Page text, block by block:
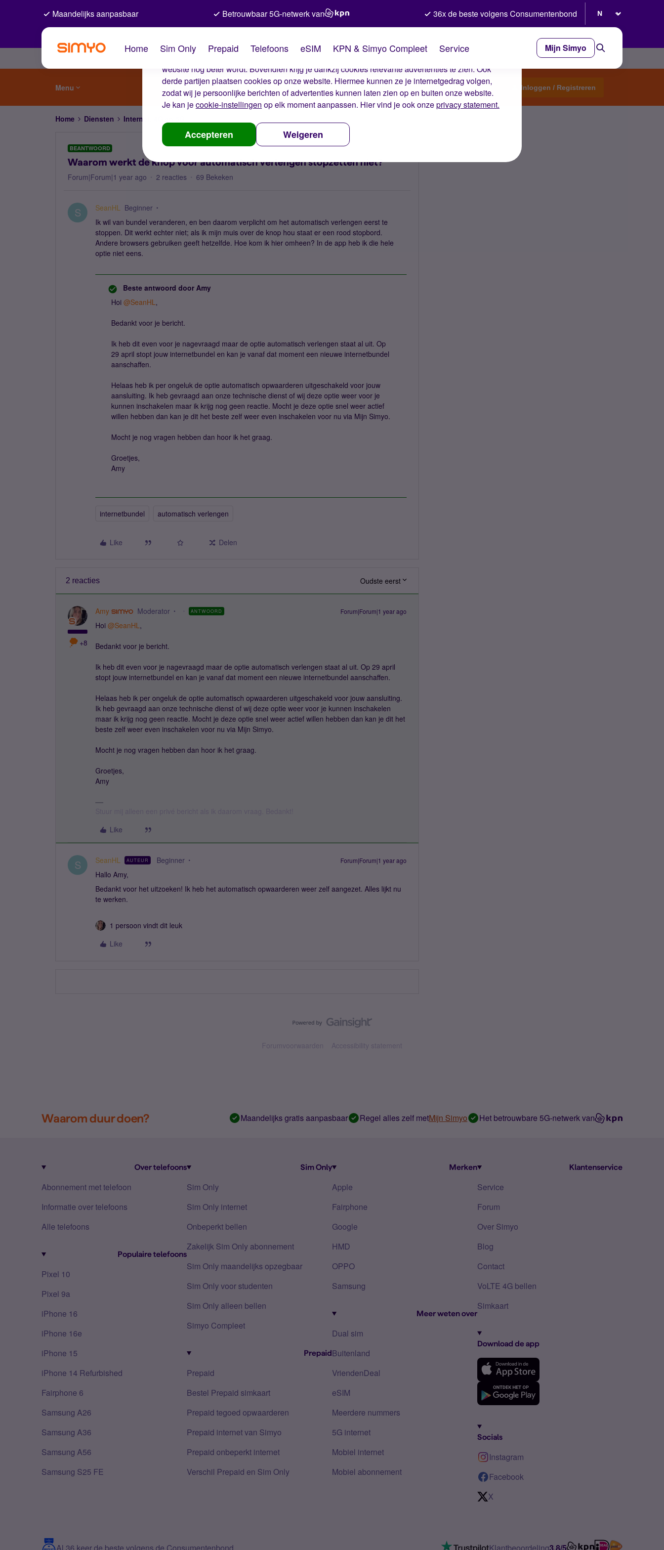
De cookies van Simyo
Wij gebruiken cookies op onze website. Met deze cookies zorgen wij ervoor dat je ervaring op de
website nog beter wordt. Bovendien krijg je dankzij cookies relevante advertenties te zien. Ook
derde partijen plaatsen cookies op onze website. Hiermee kunnen ze je internetgedrag volgen,
zodat wij je persoonlijke berichten of advertenties kunnen laten zien op en buiten onze website.
Je kan jecookie-instellingen op elk moment aanpassen. Hier vind je ook onzeprivacy statement.
Accepteren Weigeren
Maandelijks aanpasbaar Betrouwbaar 5G-netwerk van 36x de beste volgens Consumentenbond
Home Sim Only Prepaid Telefoons eSIM KPN & Simyo Compleet Service Mijn Simyo
Menu Start een topic Inloggen / Registreren
Home Diensten Internet, 4G en 5G
BEANTWOORD
Waarom werkt de knop voor automatisch verlengen stopzetten niet?
Forum|Forum|1 year ago 2 reacties 69 Bekeken
S SeanHL Beginner
Ik wil van bundel veranderen, en ben daarom verplicht om het automatisch verlengen eerst te
stoppen. Dit werkt echter niet; als ik mijn muis over de knop hou staat er een rood stopbord.
Andere browsers gebruiken geeft hetzelfde. Hoe kom ik hier omheen? In de app heb ik die hele
optie niet eens.
Beste antwoord door Amy
Hoi ​ @SeanHL,
Bedankt voor je bericht.
Ik heb dit even voor je nagevraagd maar de optie automatisch verlengen staat al uit. Op
29 april stopt jouw internetbundel en kan je vanaf dat moment een nieuwe internetbundel
aanschaffen.
Helaas heb ik per ongeluk de optie automatisch opwaarderen uitgeschakeld voor jouw
aansluiting. Ik heb gevraagd aan onze technische dienst of wij deze optie weer voor je
kunnen inschakelen maar ik krijg nog geen reactie. Mocht je deze optie snel weer actief
willen hebben dan kan je dit het beste zelf weer even inschakelen voor nu via Mijn Simyo.
Mocht je nog vragen hebben dan hoor ik het graag.
Groetjes,
Amy
internetbundel automatisch verlengen
Like Delen
2 reacties Oudste eerst
+8
Amy Moderator ANTWOORD Forum|Forum|1 year ago
Hoi ​ @SeanHL,
Bedankt voor je bericht.
Ik heb dit even voor je nagevraagd maar de optie automatisch verlengen staat al uit. Op 29 april
stopt jouw internetbundel en kan je vanaf dat moment een nieuwe internetbundel aanschaffen.
Helaas heb ik per ongeluk de optie automatisch opwaarderen uitgeschakeld voor jouw aansluiting.
Ik heb gevraagd aan onze technische dienst of wij deze optie weer voor je kunnen inschakelen
maar ik krijg nog geen reactie. Mocht je deze optie snel weer actief willen hebben dan kan je dit het
beste zelf weer even inschakelen voor nu via Mijn Simyo.
Mocht je nog vragen hebben dan hoor ik het graag.
Groetjes,
Amy
Like
S SeanHL AUTEUR Beginner Forum|Forum|1 year ago
Hallo Amy,
Bedankt voor het uitzoeken! Ik heb het automatisch opwaarderen weer zelf aangezet. Alles lijkt nu
te werken.
1 persoon vindt dit leuk
Like
Forumvoorwaarden Accessibility statement
Waarom duur doen? Maandelijks gratis aanpasbaar Regel alles zelf metMijn Simyo Het betrouwbare 5G-netwerk van
Over telefoons
Abonnement met telefoon
Informatie over telefoons
Alle telefoons
Populaire telefoons
Pixel 10
Pixel 9a
iPhone 16
iPhone 16e
iPhone 15
iPhone 14 Refurbished
Fairphone 6
Samsung A26
Samsung A36
Samsung A56
Samsung S25 FE
Sim Only
Sim Only
Sim Only internet
Onbeperkt bellen
Zakelijk Sim Only abonnement
Sim Only maandelijks opzegbaar
Sim Only voor studenten
Sim Only alleen bellen
Simyo Compleet
Prepaid
Prepaid
Bestel Prepaid simkaart
Prepaid tegoed opwaarderen
Prepaid internet van Simyo
Prepaid onbeperkt internet
Verschil Prepaid en Sim Only
Merken
Apple
Fairphone
Google
HMD
OPPO
Samsung
Meer weten over
Dual sim
Buitenland
VriendenDeal
eSIM
Meerdere nummers
5G internet
Mobiel internet
Mobiel abonnement
Klantenservice
Service
Forum
Over Simyo
Blog
Contact
VoLTE 4G bellen
Simkaart
Download de app
Socials
Instagram
Facebook
X
Al 36 keer de beste volgens de Consumentenbond Klantbeoordeling3.8/5